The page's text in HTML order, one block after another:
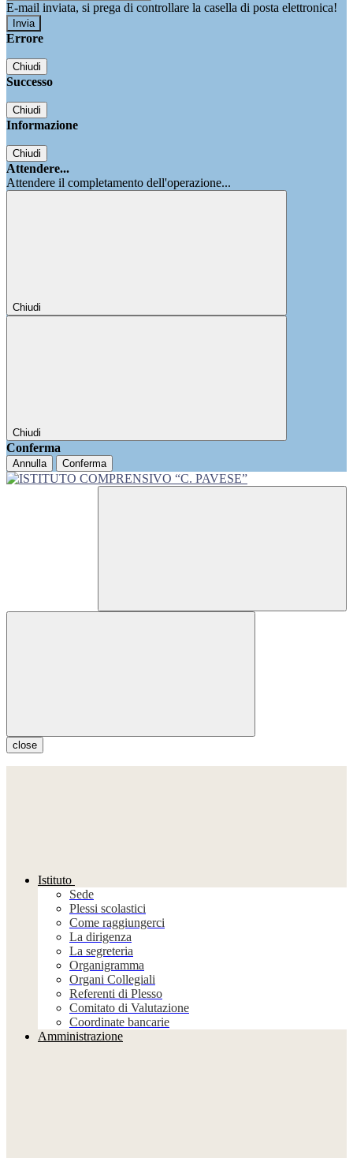
E-mail inviata, si prega di controllare la casella di posta elettronica!
Errore
Chiudi
Successo
Chiudi
Informazione
Chiudi
Attendere...
Attendere il completamento dell'operazione...
Chiudi
Chiudi
Conferma
Annulla Conferma
close
Istituto
Sede
Plessi scolastici
Come raggiungerci
La dirigenza
La segreteria
Organigramma
Organi Collegiali
Referenti di Plesso
Comitato di Valutazione
Coordinate bancarie
Amministrazione